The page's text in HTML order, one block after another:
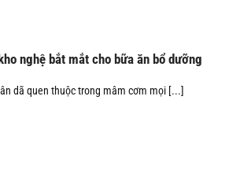
nghệ bắt mắt cho bữa ăn bổ dưỡng
dã quen thuộc trong mâm cơm mọi [...]